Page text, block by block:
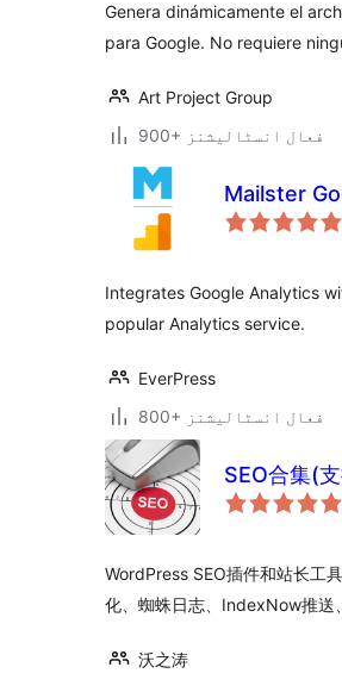
Genera dinámicamente el
para Google. No requiere
Art Project Group
900+ فعال انسٹالیشنز
Mailster
Integrates Google Analytics
popular Analytics service.
EverPress
800+ فعال انسٹالیشنز
SEO合集(
WordPress SEO插件和站长工
化、蜘蛛日志、IndexNow推送
沃之涛